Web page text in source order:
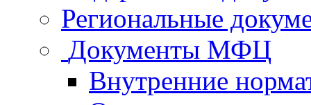
Региональные
Документы МФЦ
Внутренние